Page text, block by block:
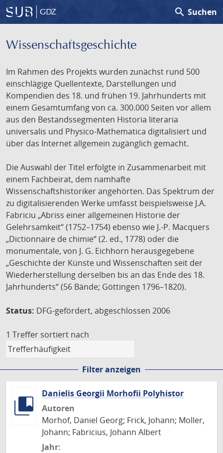
GDZ search Suchen
Wissenschafts­geschichte
Im Rahmen des Projekts wurden zunächst rund 500
einschlägige Quellentexte, Darstellungen und
Kompendien des 18. und frühen 19. Jahrhunderts mit
einem Gesamtumfang von ca. 300.000 Seiten vor allem
aus den Bestandssegmenten Historia literaria
universalis und Physico-Mathematica digitalisiert und
über das Internet allgemein zugänglich gemacht.
Die Auswahl der Titel erfolgte in Zusammenarbeit mit
einem Fachbeirat, dem namhafte
Wissenschaftshistoriker angehörten. Das Spektrum der
zu digitalisierenden Werke umfasst beispielsweise J.A.
Fabriciu „Abriss einer allgemeinen Historie der
Gelehrsamkeit“ (1752–1754) ebenso wie J.-P. Macquers
„Dictionnaire de chimie“ (2. ed., 1778) oder die
monumentale, von J. G. Eichhorn herausgegebene
„Geschichte der Künste und Wissenschaften seit der
Wiederherstellung derselben bis an das Ende des 18.
Jahrhunderts“ (56 Bände; Göttingen 1796–1820).
Status: DFG-gefördert, abgeschlossen 2006
1 Treffer sortiert nach
Filter anzeigen
Danielis Georgii Morhofii Polyhistor
Autoren
Morhof, Daniel Georg; Frick, Johann; Moller,
Johann; Fabricius, Johann Albert
Jahr: